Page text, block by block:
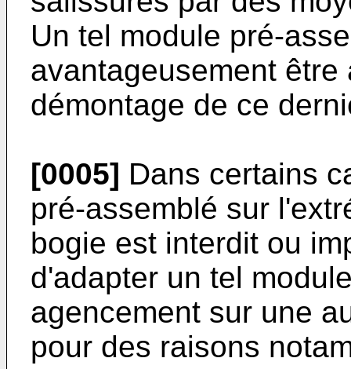
Un tel module pré-
avantageusement
démontage de ce
[0005] Dans certains
pré-assemblé sur
bogie est interdit ou
d'adapter un tel
agencement sur une
pour des raisons